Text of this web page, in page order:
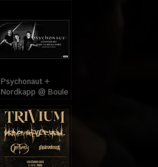
(Paris), le 28 Avril
2023
Psychonaut +
Nordkapp @ Boule
Janvier 2023